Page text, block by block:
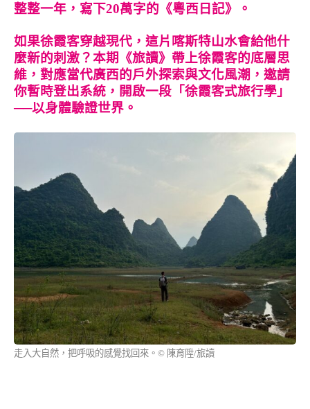
整整一年，寫下20萬字的《粵西日記》。
如果徐霞客穿越現代，這片喀斯特山水會給他什
麼新的刺激？本期《旅讀》帶上徐霞客的底層思
維，對應當代廣西的戶外探索與文化風潮，邀請
你暫時登出系統，開啟一段「徐霞客式旅行學」
──以身體驗證世界。
走入大自然，把呼吸的感覺找回來。© 陳育陞/旅讀